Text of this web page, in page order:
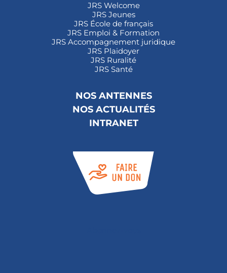
JRS Welcome
JRS Jeunes
JRS École de français
JRS Emploi & Formation
JRS Accompagnement juridique
JRS Plaidoyer
JRS Ruralité
JRS Santé
NOS ANTENNES
NOS ACTUALITÉS
INTRANET